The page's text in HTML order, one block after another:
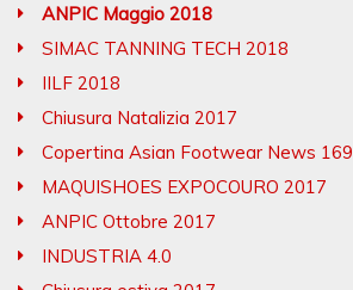
ANPIC Maggio 2018
SIMAC TANNING TECH 2018
IILF 2018
Chiusura Natalizia 2017
Copertina Asian Footwear News 169
MAQUISHOES EXPOCOURO 2017
ANPIC Ottobre 2017
INDUSTRIA 4.0